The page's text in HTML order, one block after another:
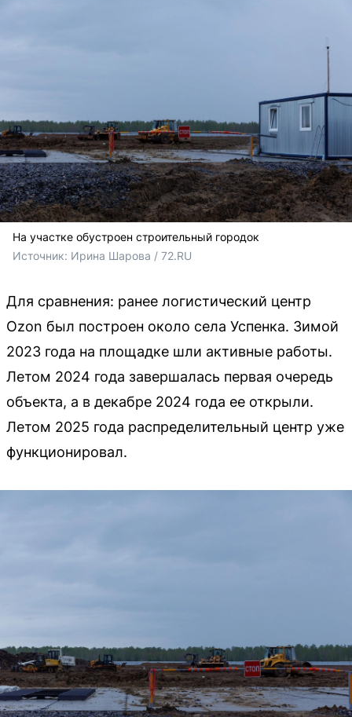
На участке обустроен строительный городок
Источник: Ирина Шарова / 72.RU
Для сравнения: ранее логистический центр
Ozon был построен около села Успенка. Зимой
2023 года на площадке шли активные работы.
Летом 2024 года завершалась первая очередь
объекта, а в декабре 2024 года ее открыли.
Летом 2025 года распределительный центр уже
функционировал.